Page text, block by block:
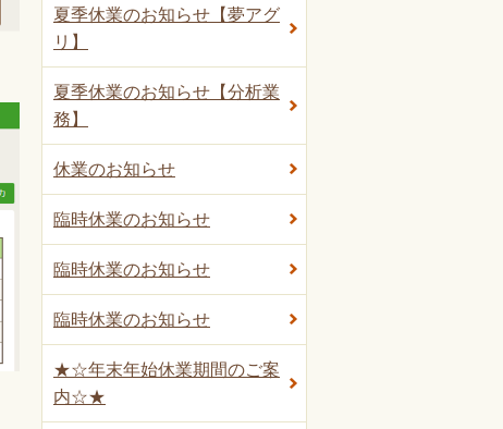
夏季休業のお知らせ【夢アグ
リ】
夏季休業のお知らせ【分析業
務】
休業のお知らせ
臨時休業のお知らせ
臨時休業のお知らせ
臨時休業のお知らせ
★☆年末年始休業期間のご案
内☆★